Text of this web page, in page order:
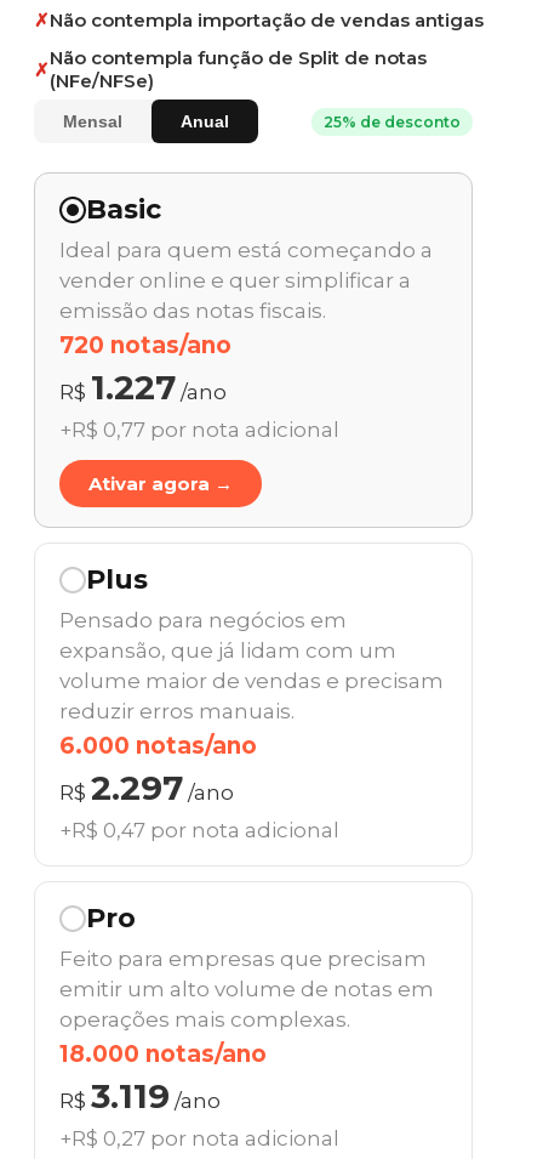
✗Não contempla importação de vendas antigas
✗Não contempla função de Split de notas
(NFe/NFSe)
Mensal Anual 25% de desconto
Basic
Ideal para quem está começando a
vender online e quer simplificar a
emissão das notas fiscais.
720 notas/ano
R$ 1.227 /ano
+R$ 0,77 por nota adicional
Ativar agora →
Plus
Pensado para negócios em
expansão, que já lidam com um
volume maior de vendas e precisam
reduzir erros manuais.
6.000 notas/ano
R$ 2.297 /ano
+R$ 0,47 por nota adicional
Pro
Feito para empresas que precisam
emitir um alto volume de notas em
operações mais complexas.
18.000 notas/ano
R$ 3.119 /ano
+R$ 0,27 por nota adicional